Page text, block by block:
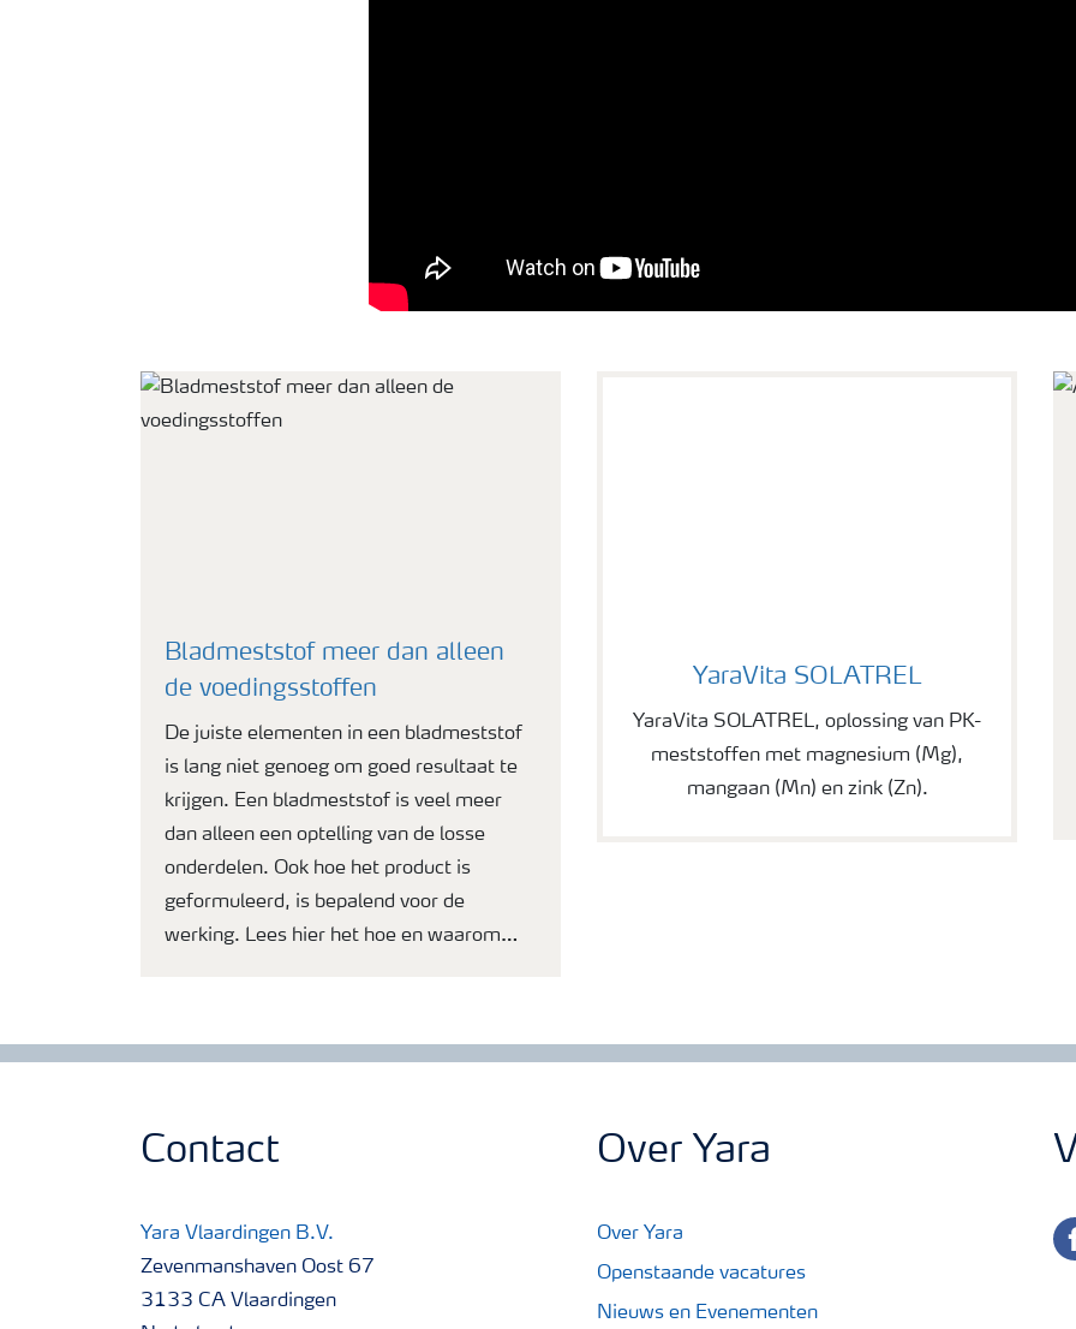
Bladmeststof meer dan alleen
de voedingsstoffen
De juiste elementen in een bladmeststof
is lang niet genoeg om goed resultaat te
krijgen. Een bladmeststof is veel meer
dan alleen een optelling van de losse
onderdelen. Ook hoe het product is
geformuleerd, is bepalend voor de
werking. Lees hier het hoe en waarom…
YaraVita SOLATREL
YaraVita SOLATREL, oplossing van PK-
meststoffen met magnesium (Mg),
mangaan (Mn) en zink (Zn).
Contact
Yara Vlaardingen B.V.
Zevenmanshaven Oost 67
3133 CA Vlaardingen
Over Yara
Over Yara
Openstaande vacatures
Nieuws en Evenementen